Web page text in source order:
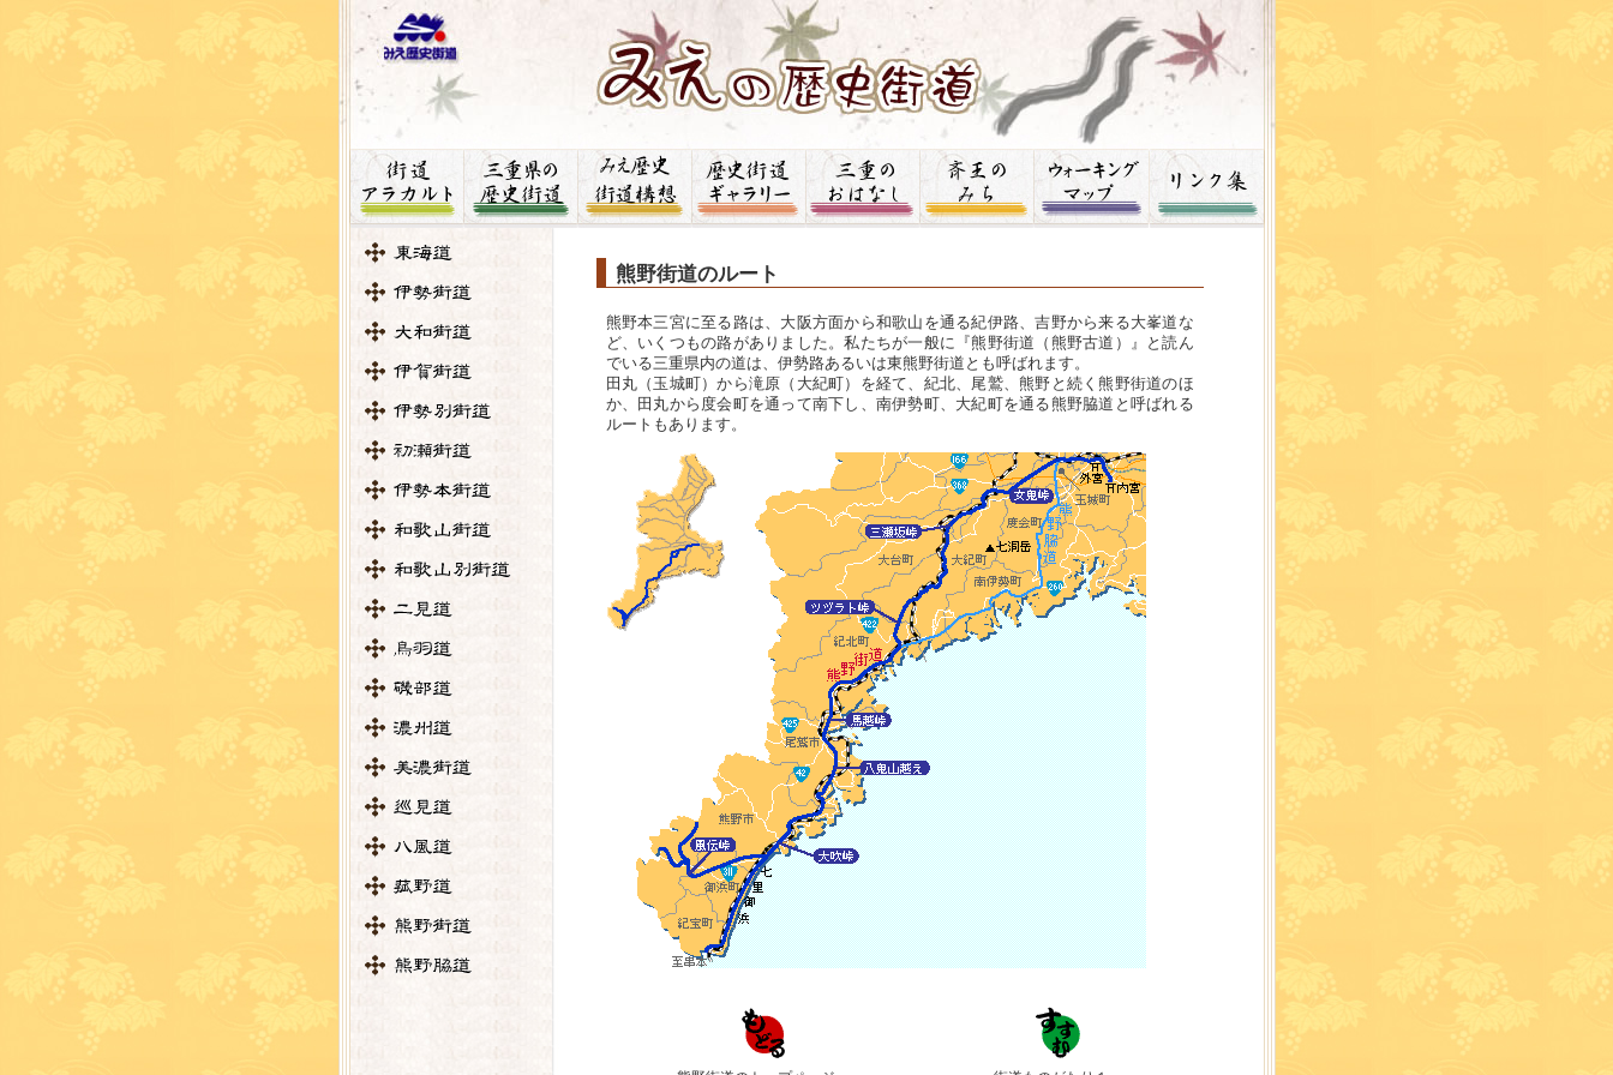
熊野街道のルート
熊野本三宮に至る路は、大阪方面から和歌山を通る紀伊路、吉野から来る大峯道な
ど、いくつもの路がありました。私たちが一般に『熊野街道（熊野古道）』と読ん
でいる三重県内の道は、伊勢路あるいは東熊野街道とも呼ばれます。
田丸（玉城町）から滝原（大紀町）を経て、紀北、尾鷲、熊野と続く熊野街道のほ
か、田丸から度会町を通って南下し、南伊勢町、大紀町を通る熊野脇道と呼ばれる
ルートもあります。